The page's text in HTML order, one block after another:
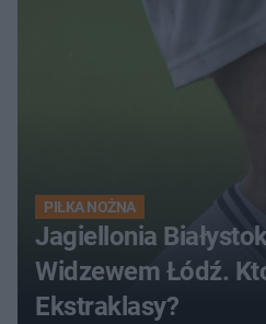
PIŁKA NOŻNA
Jagiellonia
Widzewem Łódź.
Ekstraklasy?